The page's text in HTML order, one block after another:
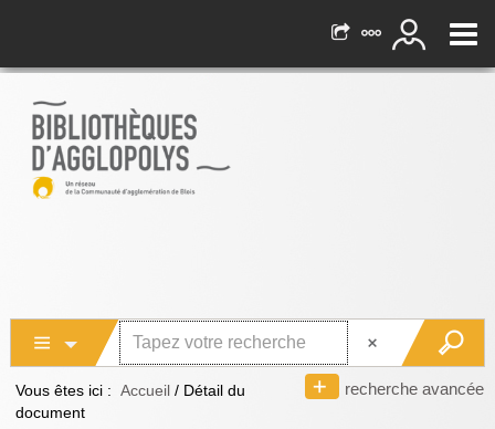
recherche avancée
Vous êtes ici : Accueil / Détail du
document